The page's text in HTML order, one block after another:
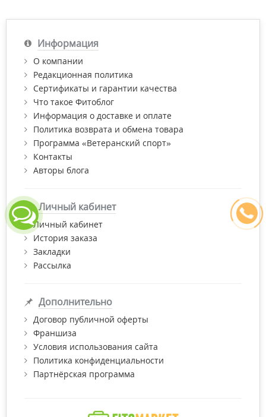
Информация
О компании
Редакционная политика
Сертификаты и гарантии качества
Что такое Фитоблог
Информация о доставке и оплате
Политика возврата и обмена товара
Программа «Ветеранский спорт»
Контакты
Авторы блога
Личный кабинет
Личный кабинет
История заказа
Закладки
Рассылка
Дополнительно
Договор публичной оферты
Франшиза
Условия использования сайта
Политика конфиденциальности
Партнёрская программа